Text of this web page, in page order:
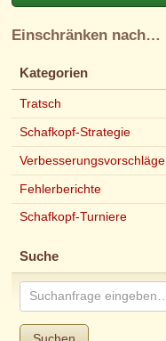
Einschränken nach…
Kategorien
Tratsch
Schafkopf-Strategie
Verbesserungsvorschläge
Fehlerberichte
Schafkopf-Turniere
Suche